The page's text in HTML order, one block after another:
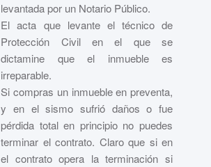
levantada por un Notario Público.
El acta que levante el técnico de
Protección Civil en el que se
dictamine que el inmueble es
irreparable.
Si compras un inmueble en preventa,
y en el sismo sufrió daños o fue
pérdida total en principio no puedes
terminar el contrato. Claro que si en
el contrato opera la terminación si